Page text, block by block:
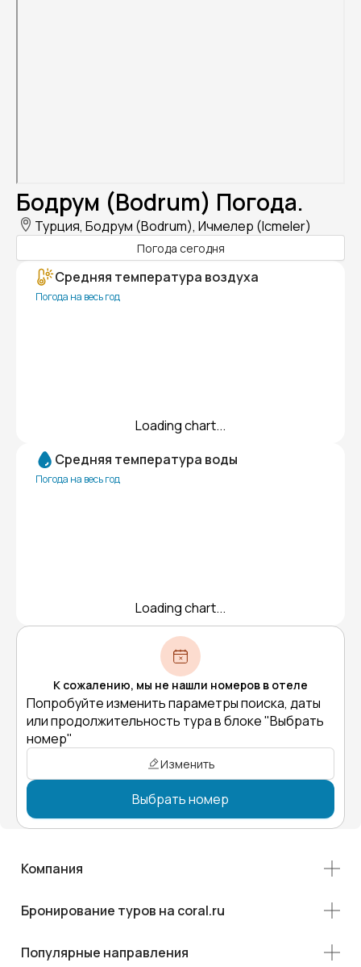
Бодрум (Bodrum) Погода.
Турция, Бодрум (Bodrum), Ичмелер (Icmeler)
Погода сегодня
Средняя температура воздуха
Погода на весь год
Loading chart...
Средняя температура воды
Погода на весь год
Loading chart...
К сожалению, мы не нашли номеров в отеле
Попробуйте изменить параметры поиска, даты
или продолжительность тура в блоке "Выбрать
номер"
Изменить
Выбрать номер
Компания
Бронирование туров на coral.ru
Популярные направления